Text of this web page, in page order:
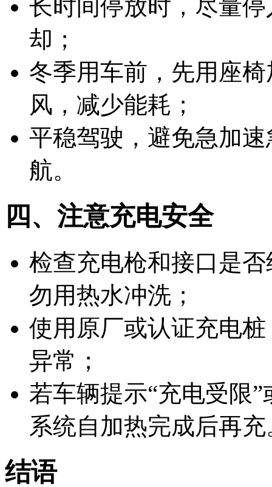
长时间停放时，尽量
却；
冬季用车前，先用座
风，减少能耗；
平稳驾驶，避免急加
航。
四、注意充电安全
检查充电枪和接口是
勿用热水冲洗；
使用原厂或认证充电
异常；
若车辆提示“充电受限
系统自加热完成后再充
结语